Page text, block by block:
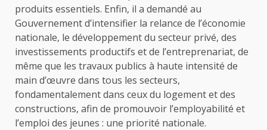
produits essentiels. Enfin, il a demandé au
Gouvernement d’intensifier la relance de l’économie
nationale, le développement du secteur privé, des
investissements productifs et de l’entreprenariat, de
même que les travaux publics à haute intensité de
main d’œuvre dans tous les secteurs,
fondamentalement dans ceux du logement et des
constructions, afin de promouvoir l’employabilité et
l’emploi des jeunes : une priorité nationale.